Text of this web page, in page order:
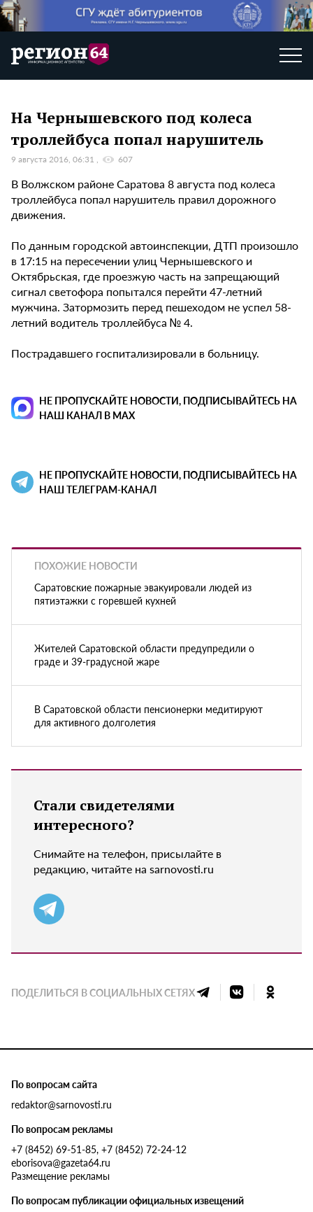
На Чернышевского под колеса
троллейбуса попал нарушитель
9 августа 2016, 06:31 607
В Волжском районе Саратова 8 августа под колеса
троллейбуса попал нарушитель правил дорожного
движения.
По данным городской автоинспекции, ДТП произошло
в 17:15 на пересечении улиц Чернышевского и
Октябрьская, где проезжую часть на запрещающий
сигнал светофора попытался перейти 47-летний
мужчина. Затормозить перед пешеходом не успел 58-
летний водитель троллейбуса № 4.
Пострадавшего госпитализировали в больницу.
НЕ ПРОПУСКАЙТЕ НОВОСТИ, ПОДПИСЫВАЙТЕСЬ НА
НАШ КАНАЛ В MAX
НЕ ПРОПУСКАЙТЕ НОВОСТИ, ПОДПИСЫВАЙТЕСЬ НА
НАШ ТЕЛЕГРАМ-КАНАЛ
ПОХОЖИЕ НОВОСТИ
Саратовские пожарные эвакуировали людей из
пятиэтажки с горевшей кухней
Жителей Саратовской области предупредили о
граде и 39-градусной жаре
В Саратовской области пенсионерки медитируют
для активного долголетия
Стали свидетелями
интересного?
Снимайте на телефон, присылайте в
редакцию, читайте на sarnovosti.ru
ПОДЕЛИТЬСЯ В СОЦИАЛЬНЫХ СЕТЯХ
По вопросам сайта
redaktor@sarnovosti.ru
По вопросам рекламы
+7 (8452) 69-51-85, +7 (8452) 72-24-12
eborisova@gazeta64.ru
Размещение рекламы
По вопросам публикации официальных извещений